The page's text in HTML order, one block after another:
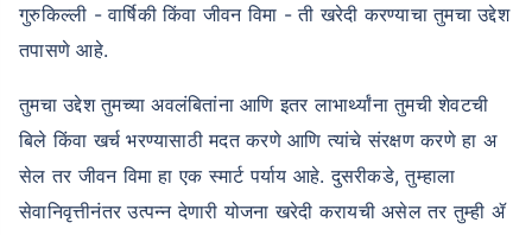
गुरुकिल्ली - वार्षिकी किंवा जीवन विमा - ती खरेदी करण्याचा तुमचा उद्देश
तपासणे आहे.
तुमचा उद्देश तुमच्या अवलंबितांना आणि इतर लाभार्थ्यांना तुमची शेवटची
बिले किंवा खर्च भरण्यासाठी मदत करणे आणि त्यांचे संरक्षण करणे हा अ
सेल तर जीवन विमा हा एक स्मार्ट पर्याय आहे. दुसरीकडे, तुम्हाला
सेवानिवृत्तीनंतर उत्पन्न देणारी योजना खरेदी करायची असेल तर तुम्ही ॲ
महिना, 1 कोटीच्या टर्म लाइफ विम्यासाठी सुरुवातीची किंमत आहे — धूम्रपान न करणाऱ्या, कोणतेही पूर्व-विद्यमान आजार नसलेल्या
व्यक्तीसाठी, 56 वर्षे वयापर्यंत कव्हर।